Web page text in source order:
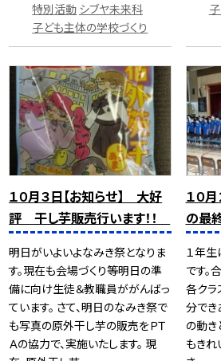
特別活動 シブヤ未来科
子ども主体の学校づくり
１０月３日【お知らせ】 大好
評 干し芋販売行います！！
明日がいよいよなみき祭となりま
す。現在も会場づくり等明日の準
備に向け生徒＆教職員ががんばっ
ています。 さて、明日のなみき祭で
も写真の原外干し芋の販売をＰＴ
Ａの協力で、実施いたします。 現
１０
の最
１年
です。
各クラ
分でき
の動き
もきれ